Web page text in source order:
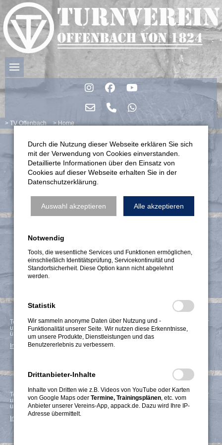
TV Offenbach Home
Herzlich Willkommen
auf den Seiten des
Turnverein Offenbach von 1824
Termine und Trainingsplänen werden über eine Schnittstelle vom Anbieter
unserer Vereins-App, appack.de, nachgeladen. Dazu wird Ihre IP-Adresse
übermittelt.
Inhalt jetzt laden und Cookie-Einstellungen ändern
Termine und Trainingsplänen werden über eine Schnittstelle vom Anbieter
unserer Vereins-App, appack.de, nachgeladen. Dazu wird Ihre IP-Adresse
übermittelt.
Inhalt jetzt laden und Cookie-Einstellungen ändern
Durch die Nutzung dieser Webseite erklären Sie sich
mit der Verwendung von Cookies einverstanden.
Detaillierte Informationen über den Einsatz von
Cookies auf dieser Webseite erhalten Sie in der
Datenschutzerklärung.
Auswahl akzeptieren Alle akzeptieren
Notwendig
Tools, die wesentliche Services und Funktionen ermöglichen,
einschließlich Identitätsprüfung, Servicekontinuität und
Standortsicherheit. Diese Option kann nicht abgelehnt
werden.
Statistik
Wir sammeln anonyme Daten über Nutzung und -
Funktionalität unserer Seite. Wir nutzen diese Erkenntnisse,
um unsere Produkte, Dienstleistungen und das
Benutzererlebnis zu verbessern.
Drittanbieter-Inhalte
Inhalte von Dritten wie z.B. Videos von YouTube oder Karten
von Google Maps oder Termine, Trainingsplänen , etc. vom
Anbieter unserer Vereins-App, appack.de. Dazu wird Ihre IP-
Adresse übermittelt.